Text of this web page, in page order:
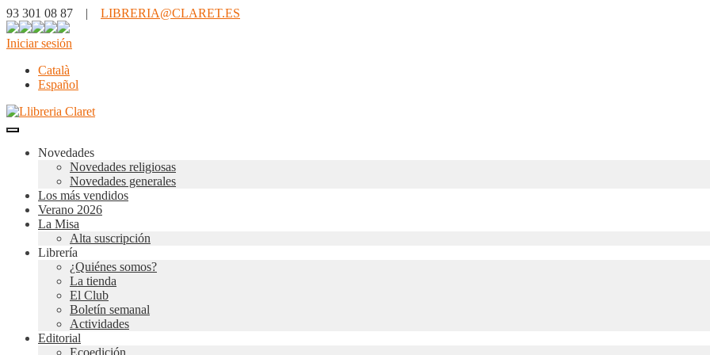
93 301 08 87 | LIBRERIA@CLARET.ES
Iniciar sesión
Català
Español
Novedades
Novedades religiosas
Novedades generales
Los más vendidos
Verano 2026
La Misa
Alta suscripción
Librería
¿Quiénes somos?
La tienda
El Club
Boletín semanal
Actividades
Editorial
Ecoedición